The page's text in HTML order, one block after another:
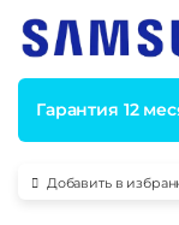
Гарантия 12
Добавить в